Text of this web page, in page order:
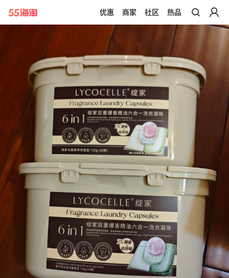
带你去官网买正品
优惠 商家 社区 热品